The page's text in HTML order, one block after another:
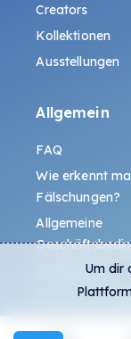
Creators
Kollektionen
Ausstellungen
Allgemein
FAQ
Wie erkennt
Fälschungen?
Allgemeine
Datenschutz
ALL.ART
Um dir